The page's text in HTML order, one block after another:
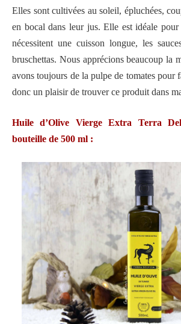
Elles sont cultivées au soleil, épluchées,
en bocal dans leur jus. Elle est idéale pour
nécessitent une cuisson longue, les
bruschettas. Nous apprécions beaucoup la
avons toujours de la pulpe de tomates pour
donc un plaisir de trouver ce produit dans
Huile d’Olive Vierge Extra Terra
bouteille de 500 ml :